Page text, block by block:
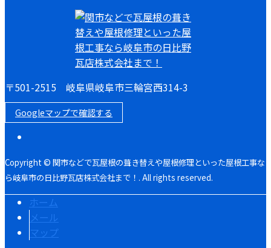
〒501-2515 岐阜県岐阜市三輪宮西314-3
Googleマップで確認する
Copyright © 関市などで瓦屋根の葺き替えや屋根修理といった屋根工事な
ら岐阜市の日比野瓦店株式会社まで！. All rights reserved.
ホーム
メール
マップ